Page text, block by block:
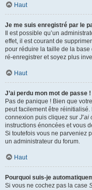
Haut
Je me suis enregistré par le
Il est possible qu’un
effet, il est courant de
pour réduire la taille de la
ré-enregistrer et soyez plus
Haut
J’ai perdu mon mot de passe !
Pas de panique ! Bien que
peut facilement être
connexion puis cliquez sur J’ai
instructions énoncées et vous
Si toutefois vous ne parveniez
un administrateur du forum.
Haut
Pourquoi suis-je
Si vous ne cochez pas la case